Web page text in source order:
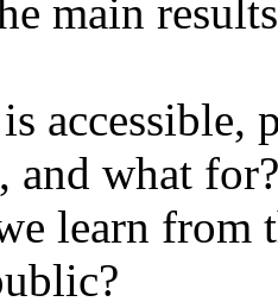
main
accessible,
and what for?
learn from